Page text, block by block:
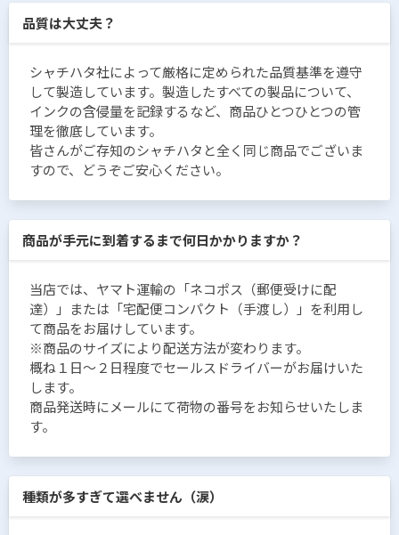
品質は大丈夫？
シャチハタ社によって厳格に定められた品質基準を遵守
して製造しています。製造したすべての製品について、
インクの含侵量を記録するなど、商品ひとつひとつの管
理を徹底しています。
皆さんがご存知のシャチハタと全く同じ商品でございま
すので、どうぞご安心ください。
商品が手元に到着するまで何日かかりますか？
当店では、ヤマト運輸の「ネコポス（郵便受けに配
達）」または「宅配便コンパクト（手渡し）」を利用し
て商品をお届けしています。
※商品のサイズにより配送方法が変わります。
概ね１日〜２日程度でセールスドライバーがお届けいた
します。
商品発送時にメールにて荷物の番号をお知らせいたしま
す。
種類が多すぎて選べません（涙）